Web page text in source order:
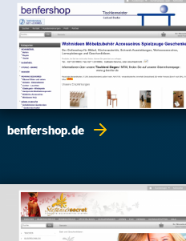
benfershop.de